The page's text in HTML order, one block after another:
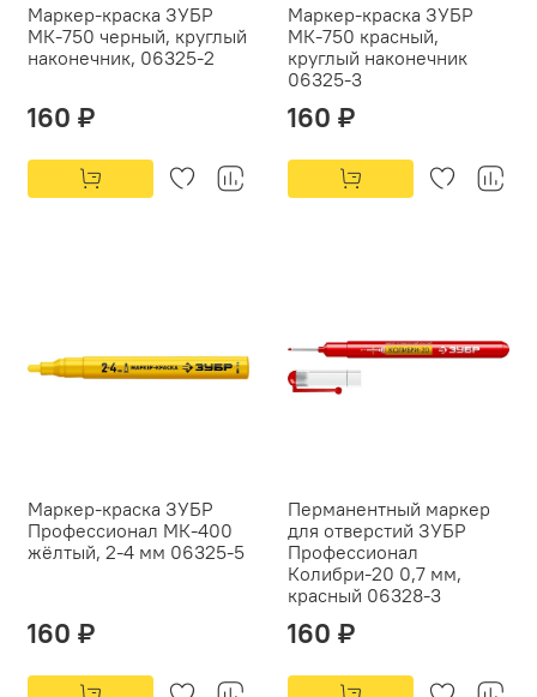
Маркер-краска ЗУБР
МК-750 черный, круглый
наконечник, 06325-2
160 ₽
Маркер-краска ЗУБР
МК-750 красный,
круглый наконечник
06325-3
160 ₽
Маркер-краска ЗУБР
Профессионал МК-400
жёлтый, 2-4 мм 06325-5
160 ₽
Перманентный маркер
для отверстий ЗУБР
Профессионал
Колибри-20 0,7 мм,
красный 06328-3
160 ₽